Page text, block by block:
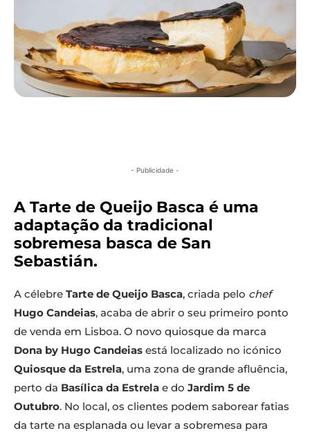
- Publicidade -
A Tarte de Queijo Basca é uma
adaptação da tradicional
sobremesa basca de San
Sebastián.
A célebre Tarte de Queijo Basca, criada pelo chef
Hugo Candeias, acaba de abrir o seu primeiro ponto
de venda em Lisboa. O novo quiosque da marca
Dona by Hugo Candeias está localizado no icónico
Quiosque da Estrela, uma zona de grande afluência,
perto da Basílica da Estrela e do Jardim 5 de
Outubro. No local, os clientes podem saborear fatias
da tarte na esplanada ou levar a sobremesa para